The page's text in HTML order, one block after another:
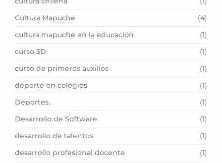
Cultura Mapuche
(4)
cultura mapuche en la educación
(1)
curso 3D
(1)
curso de primeros auxilios
(1)
deporte en colegios
(1)
Deportes.
(1)
Desarrollo de Software
(1)
desarrollo de talentos.
(1)
desarrollo profesional docente
(1)